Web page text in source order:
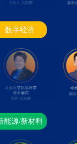
数字经济
能源/新材料